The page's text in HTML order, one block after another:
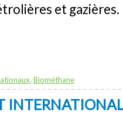
et gazières.
, Biométhane